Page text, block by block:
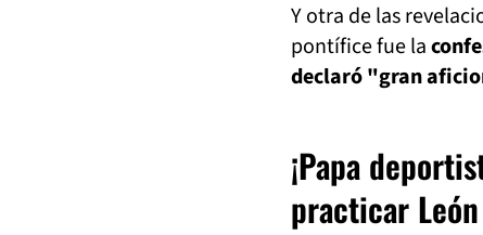
Y otra de las
pontífice fue la
declaró "gran
¡Papa
practicar